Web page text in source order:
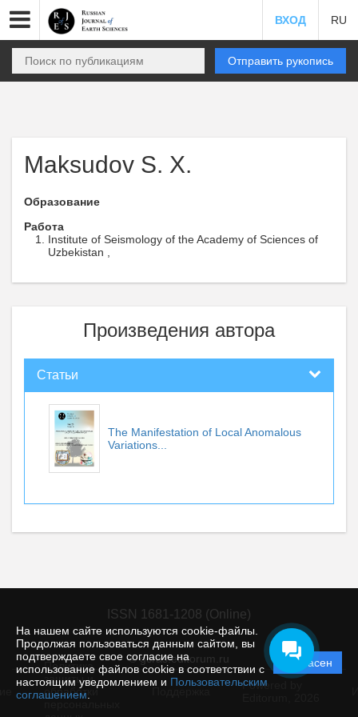
На нашем сайте используются cookie-файлы.
Продолжая пользоваться данным сайтом, вы
подтверждаете свое согласие на
использование файлов cookie в соответствии с
настоящим уведомлением и Пользовательским
соглашением
Согласен
ВХОД RU
Отправить рукопись
Maksudov S. X.
Образование
Работа
Institute of Seismology of the Academy of Sciences of
Uzbekistan ,
Произведения автора
Статьи
The Manifestation of Local Anomalous
Variations...
ISSN 1681-1208 (Online)
© gcras.editorum.ru
Политика
защиты и
обработки
Powered by